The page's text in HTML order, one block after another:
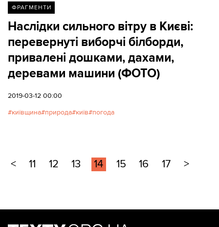
ФРАГМЕНТИ
Наслідки сильного вітру в Києві:
перевернуті виборчі білборди,
привалені дошками, дахами,
деревами машини (ФОТО)
2019-03-12 00:00
київщина природа київ погода
< 11 12 13 14 15 16 17 >